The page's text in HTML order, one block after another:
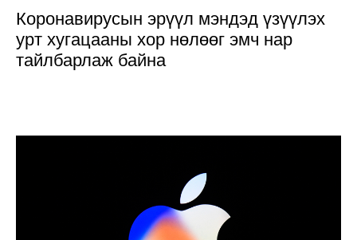
Коронавирусын эрүүл мэндэд үзүүлэх
урт хугацааны хор нөлөөг эмч нар
тайлбарлаж байна